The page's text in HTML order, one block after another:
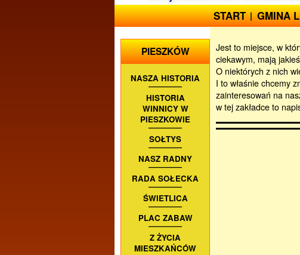
START GMINA
PIESZKÓW
NASZA HISTORIA
HISTORIA
WINNICY W
PIESZKOWIE
SOŁTYS
NASZ RADNY
RADA SOŁECKA
ŚWIETLICA
PLAC ZABAW
Z ŻYCIA
MIESZKAŃCÓW
Jest to miejsce, w
ciekawym, mają
O niektórych z nich
I to właśnie chcemy
zainteresowań na
w tej zakładce to